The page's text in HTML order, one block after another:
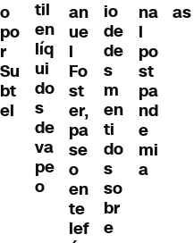
o
po
r
Su
bt
el
til
en
líq
ui
do
s
de
va
pe
o
an
ue
l
Fo
st
er,
pa
se
o
en
te
lef
io
de
de
s
m
en
ti
do
s
so
br
e
na
l
po
st
pa
nd
e
mi
a
as